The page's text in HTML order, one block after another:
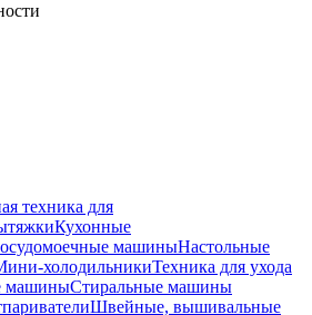
техника для
Кухонные
машиныНастольные
холодильникиТехника для ухода
машиныСтиральные машины
Швейные, вышивальные